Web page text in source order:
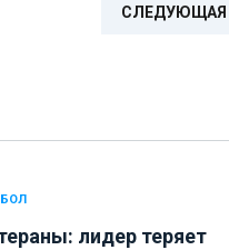
СЛЕДУЮЩАЯ
лидер теряет